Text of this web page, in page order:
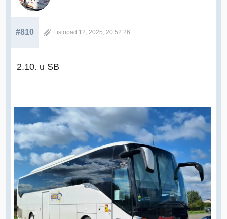
#810 Listopad 12, 2025, 20:52:26
2.10. u SB